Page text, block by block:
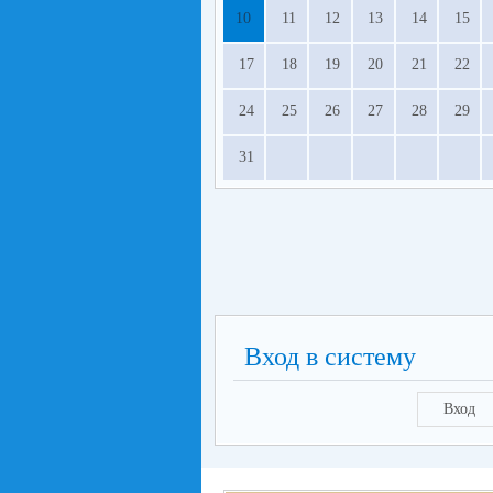
10 11 12 13 14 15
17 18 19 20 21 22
24 25 26 27 28 29
31
Вход в систему
Вход